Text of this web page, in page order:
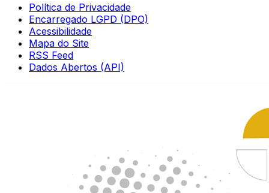
Política de Privacidade
Encarregado LGPD (DPO)
Acessibilidade
Mapa do Site
RSS Feed
Dados Abertos (API)